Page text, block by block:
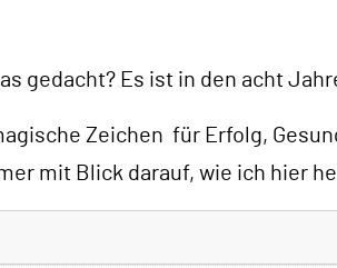
gedacht? Es ist in den acht
Zeichen für Erfolg,
mit Blick darauf, wie ich hier